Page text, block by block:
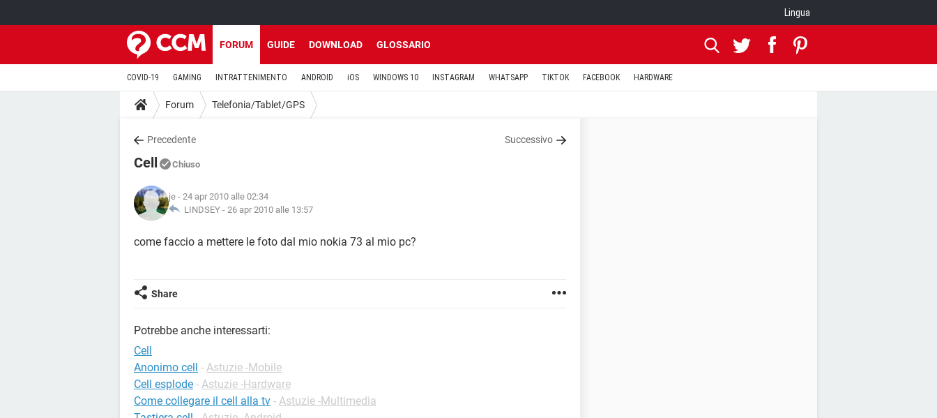
Lingua
FORUM GUIDE DOWNLOAD GLOSSARIO
COVID-19 GAMING INTRATTENIMENTO ANDROID iOS WINDOWS 10 INSTAGRAM WHATSAPP TIKTOK FACEBOOK HARDWARE
Forum Telefonia/Tablet/GPS
Precedente Successivo
Cell Chiuso
je - 24 apr 2010 alle 02:34
LINDSEY - 26 apr 2010 alle 13:57
come faccio a mettere le foto dal mio nokia 73 al mio pc?
Share
Potrebbe anche interessarti:
Cell
Anonimo cell - Astuzie -Mobile
Cell esplode - Astuzie -Hardware
Come collegare il cell alla tv - Astuzie -Multimedia